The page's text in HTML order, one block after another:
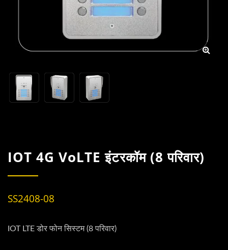
IOT 4G VoLTE इंटरकॉम (8 परिवार)
SS2408-08
IOT LTE डोर फोन सिस्टम (8 परिवार)